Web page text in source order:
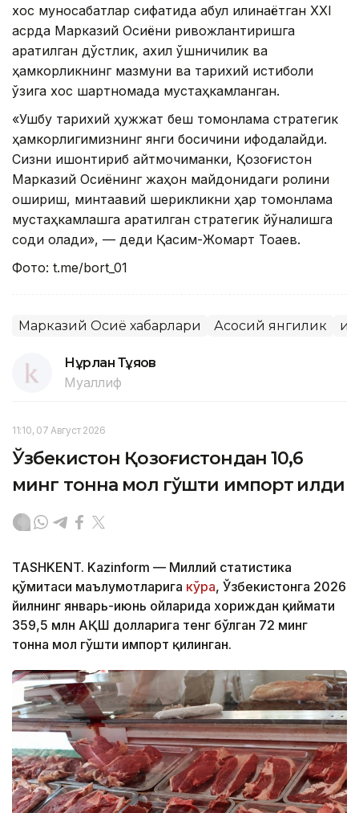
хос муносабатлар сифатида қабул қилинаётган XXI
асрда Марказий Осиёни ривожлантиришга
қаратилган дўстлик, ахил қўшничилик ва
ҳамкорликнинг мазмуни ва тарихий истиқболи
ўзига хос шартномада мустаҳкамланган.
«Ушбу тарихий ҳужжат беш томонлама стратегик
ҳамкорлигимизнинг янги босқичини ифодалайди.
Сизни ишонтириб айтмоқчиманки, Қозоғистон
Марказий Осиёнинг жаҳон майдонидаги ролини
ошириш, минтақавий шерикликни ҳар томонлама
мустаҳкамлашга қаратилган стратегик йўналишга
содиқ қолади», — деди Қасим-Жомарт Тоқаев.
Фото: t.me/bort_01
Марказий Осиё хабарлари Асосий янгилик
Нұрлан Тұяқов
Муаллиф
11:10, 07 Август 2026
Ўзбекистон Қозоғистондан 10,6
минг тонна мол гўшти импорт қилди
TASHKENT. Kazinform — Миллий статистика
қўмитаси маълумотларига кўра, Ўзбекистонга 2026
йилнинг январь-июнь ойларида хориждан қиймати
359,5 млн АҚШ долларига тенг бўлган 72 минг
тонна мол гўшти импорт қилинган.